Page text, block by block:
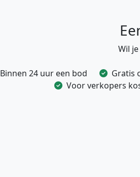
Wil
Binnen 24 uur een bod
Gratis
Voor verkopers